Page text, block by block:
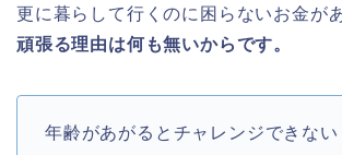
更に暮らして行くのに困らないお金が
頑張る理由は何も無いからです。
年齢があがるとチャレンジできない